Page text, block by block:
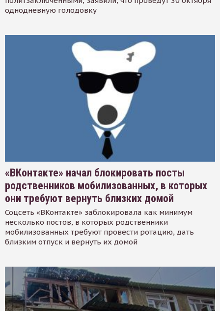
однодневную голодовку
«ВКонтакте» начал блокировать посты
родственников мобилизованных, в которых
они требуют вернуть близких домой
Соцсеть «ВКонтакте» заблокировала как минимум
несколько постов, в которых родственники
мобилизованных требуют провести ротацию, дать
близким отпуск и вернуть их домой